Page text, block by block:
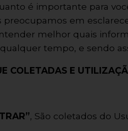
é importante para
preocupamos em
melhor quais
tempo, e sendo
COLETADAS E
, São coletados do